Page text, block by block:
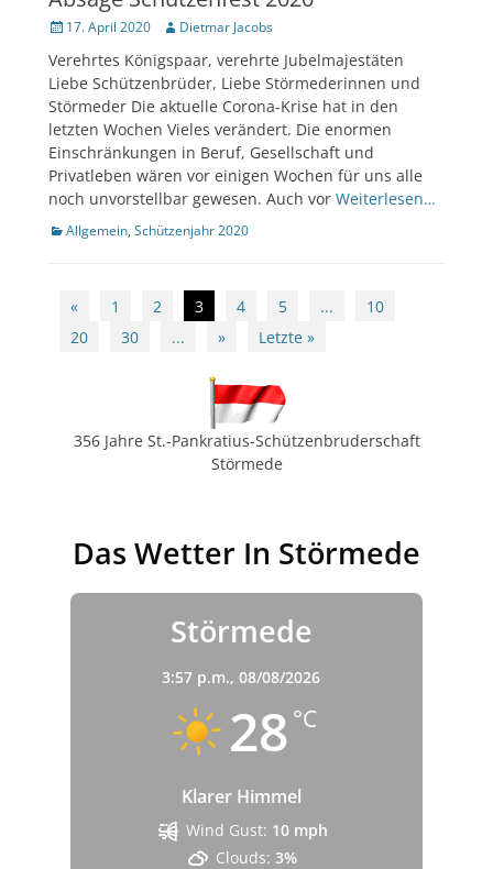
Veröffentlicht
17. April 2020 Author
Dietmar Jacobs
Verehrtes Königspaar, verehrte Jubelmajestäten
Liebe Schützenbrüder, Liebe Störmederinnen und
Störmeder Die aktuelle Corona-Krise hat in den
letzten Wochen Vieles verändert. Die enormen
Einschränkungen in Beruf, Gesellschaft und
Privatleben wären vor einigen Wochen für uns alle
noch unvorstellbar gewesen. Auch vor Weiterlesen…
Kategorien
Allgemein, Schützenjahr 2020
Beitragsnavigation
« 1 2 3 4 5 ...
10
20
30 ... » Letzte »
356 Jahre St.-Pankratius-Schützenbruderschaft
Störmede
Das Wetter In Störmede
Störmede
3:57 p.m., 08/08/2026
28 °C
Klarer Himmel
Wind Gust: 10 mph
Clouds: 3%